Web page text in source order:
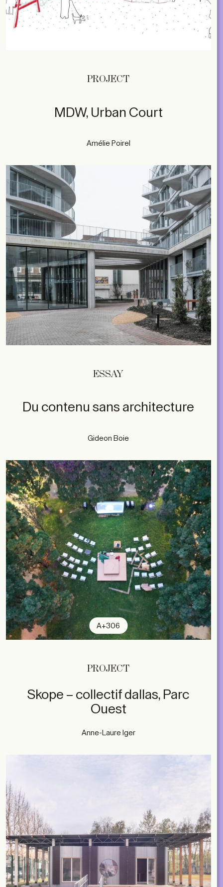
PROJECT
MDW, Urban Court
Amélie Poirel
ESSAY
Du contenu sans architecture
Gideon Boie
A+306
PROJECT
Skope – collectif dallas, Parc
Ouest
Anne-Laure Iger